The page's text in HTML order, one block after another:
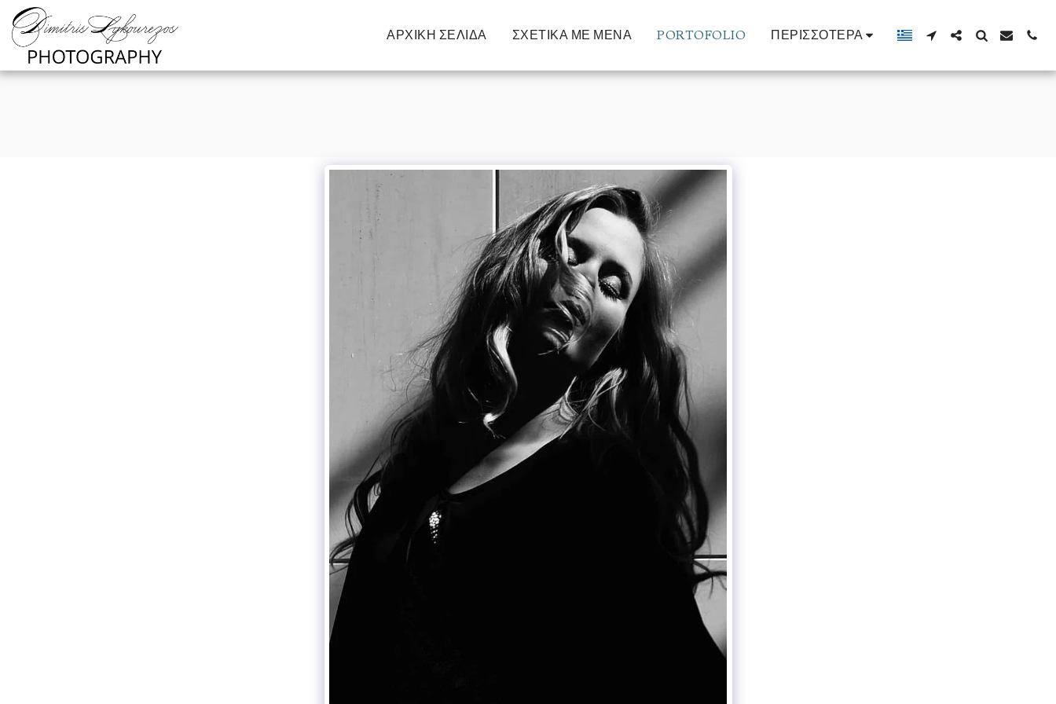
https://www.youtube.com/channel/UCNlqkSfR-Bi1SAAf6cDlUaQ
ΑΡΧΙΚΉ ΣΕΛΊΔΑ ΣΧΕΤΙΚΆ ΜΕ ΜΈΝΑ PORTOFOLIO ΠΕΡΙΣΣΌΤΕΡΑ